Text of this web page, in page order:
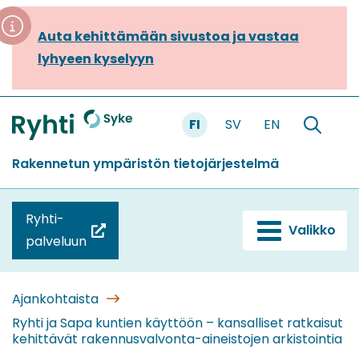
Siirry
sisältöönAuta kehittämään sivustoa ja vastaa
lyhyeen kyselyyn
Etusivu
FI SV EN
Hae
Rakennetun ympäristön tietojärjestelmä
Ryhti-
palveluun
(siirryt
toiseen
Valikko
Ajankohtaista
Ryhti ja Sapa kuntien käyttöön – kansalliset ratkaisut
kehittävät rakennusvalvonta-aineistojen arkistointia